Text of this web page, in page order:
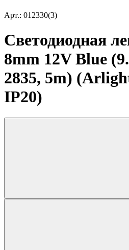
Арт.: 012330(3)
Светодиодная
8mm 12V Blue
2835, 5m)
IP20)